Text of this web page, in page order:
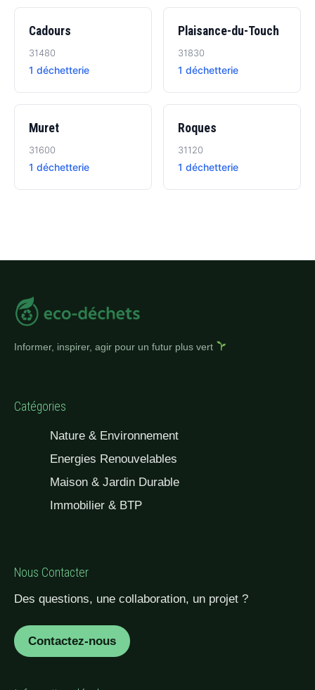
Cadours
31480
1 déchetterie
Plaisance-du-Touch
31830
1 déchetterie
Muret
31600
1 déchetterie
Roques
31120
1 déchetterie
Informer, inspirer, agir pour un futur plus vert
Catégories
Nature & Environnement
Energies Renouvelables
Maison & Jardin Durable
Immobilier & BTP
Nous Contacter
Des questions, une collaboration, un projet ?
Contactez-nous